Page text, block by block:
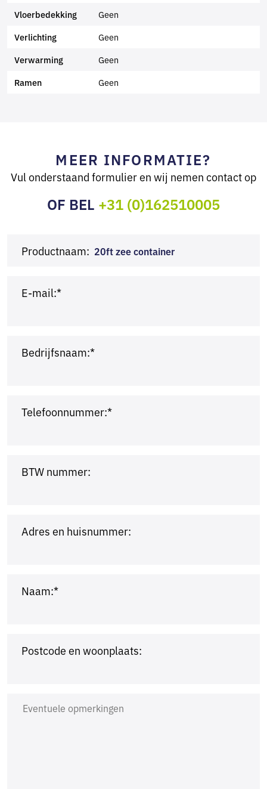
Vloerbedekking Geen
Verlichting Geen
Verwarming Geen
Ramen Geen
MEER INFORMATIE?
Vul onderstaand formulier en wij nemen contact op
OF BEL +31 (0)162510005
Productnaam: 20ft zee container
E-mail:*
Bedrijfsnaam:*
Telefoonnummer:*
BTW nummer:
Adres en huisnummer:
Naam:*
Postcode en woonplaats: